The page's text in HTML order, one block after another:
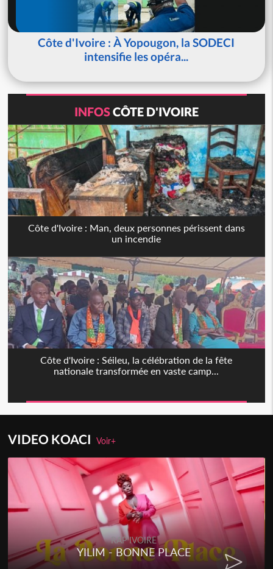
Côte d'Ivoire : À Yopougon, la SODECI
intensifie les opéra...
INFOSCÔTE D'IVOIRE
Côte d'Ivoire : Man, deux personnes périssent dans
un incendie
Côte d'Ivoire : Séileu, la célébration de la fête
nationale transformée en vaste camp...
VIDEO KOACIVoir+
RAP IVOIRE
YILIM - BONNE PLACE